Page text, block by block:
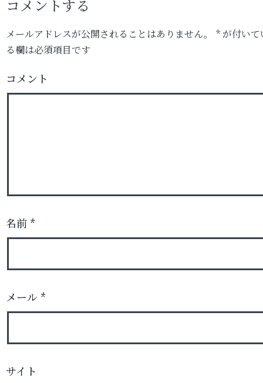
コメントする
メールアドレスが公開されることはありません。 *が付いて
る欄は必須項目です
コメント
名前 *
メール *
サイト